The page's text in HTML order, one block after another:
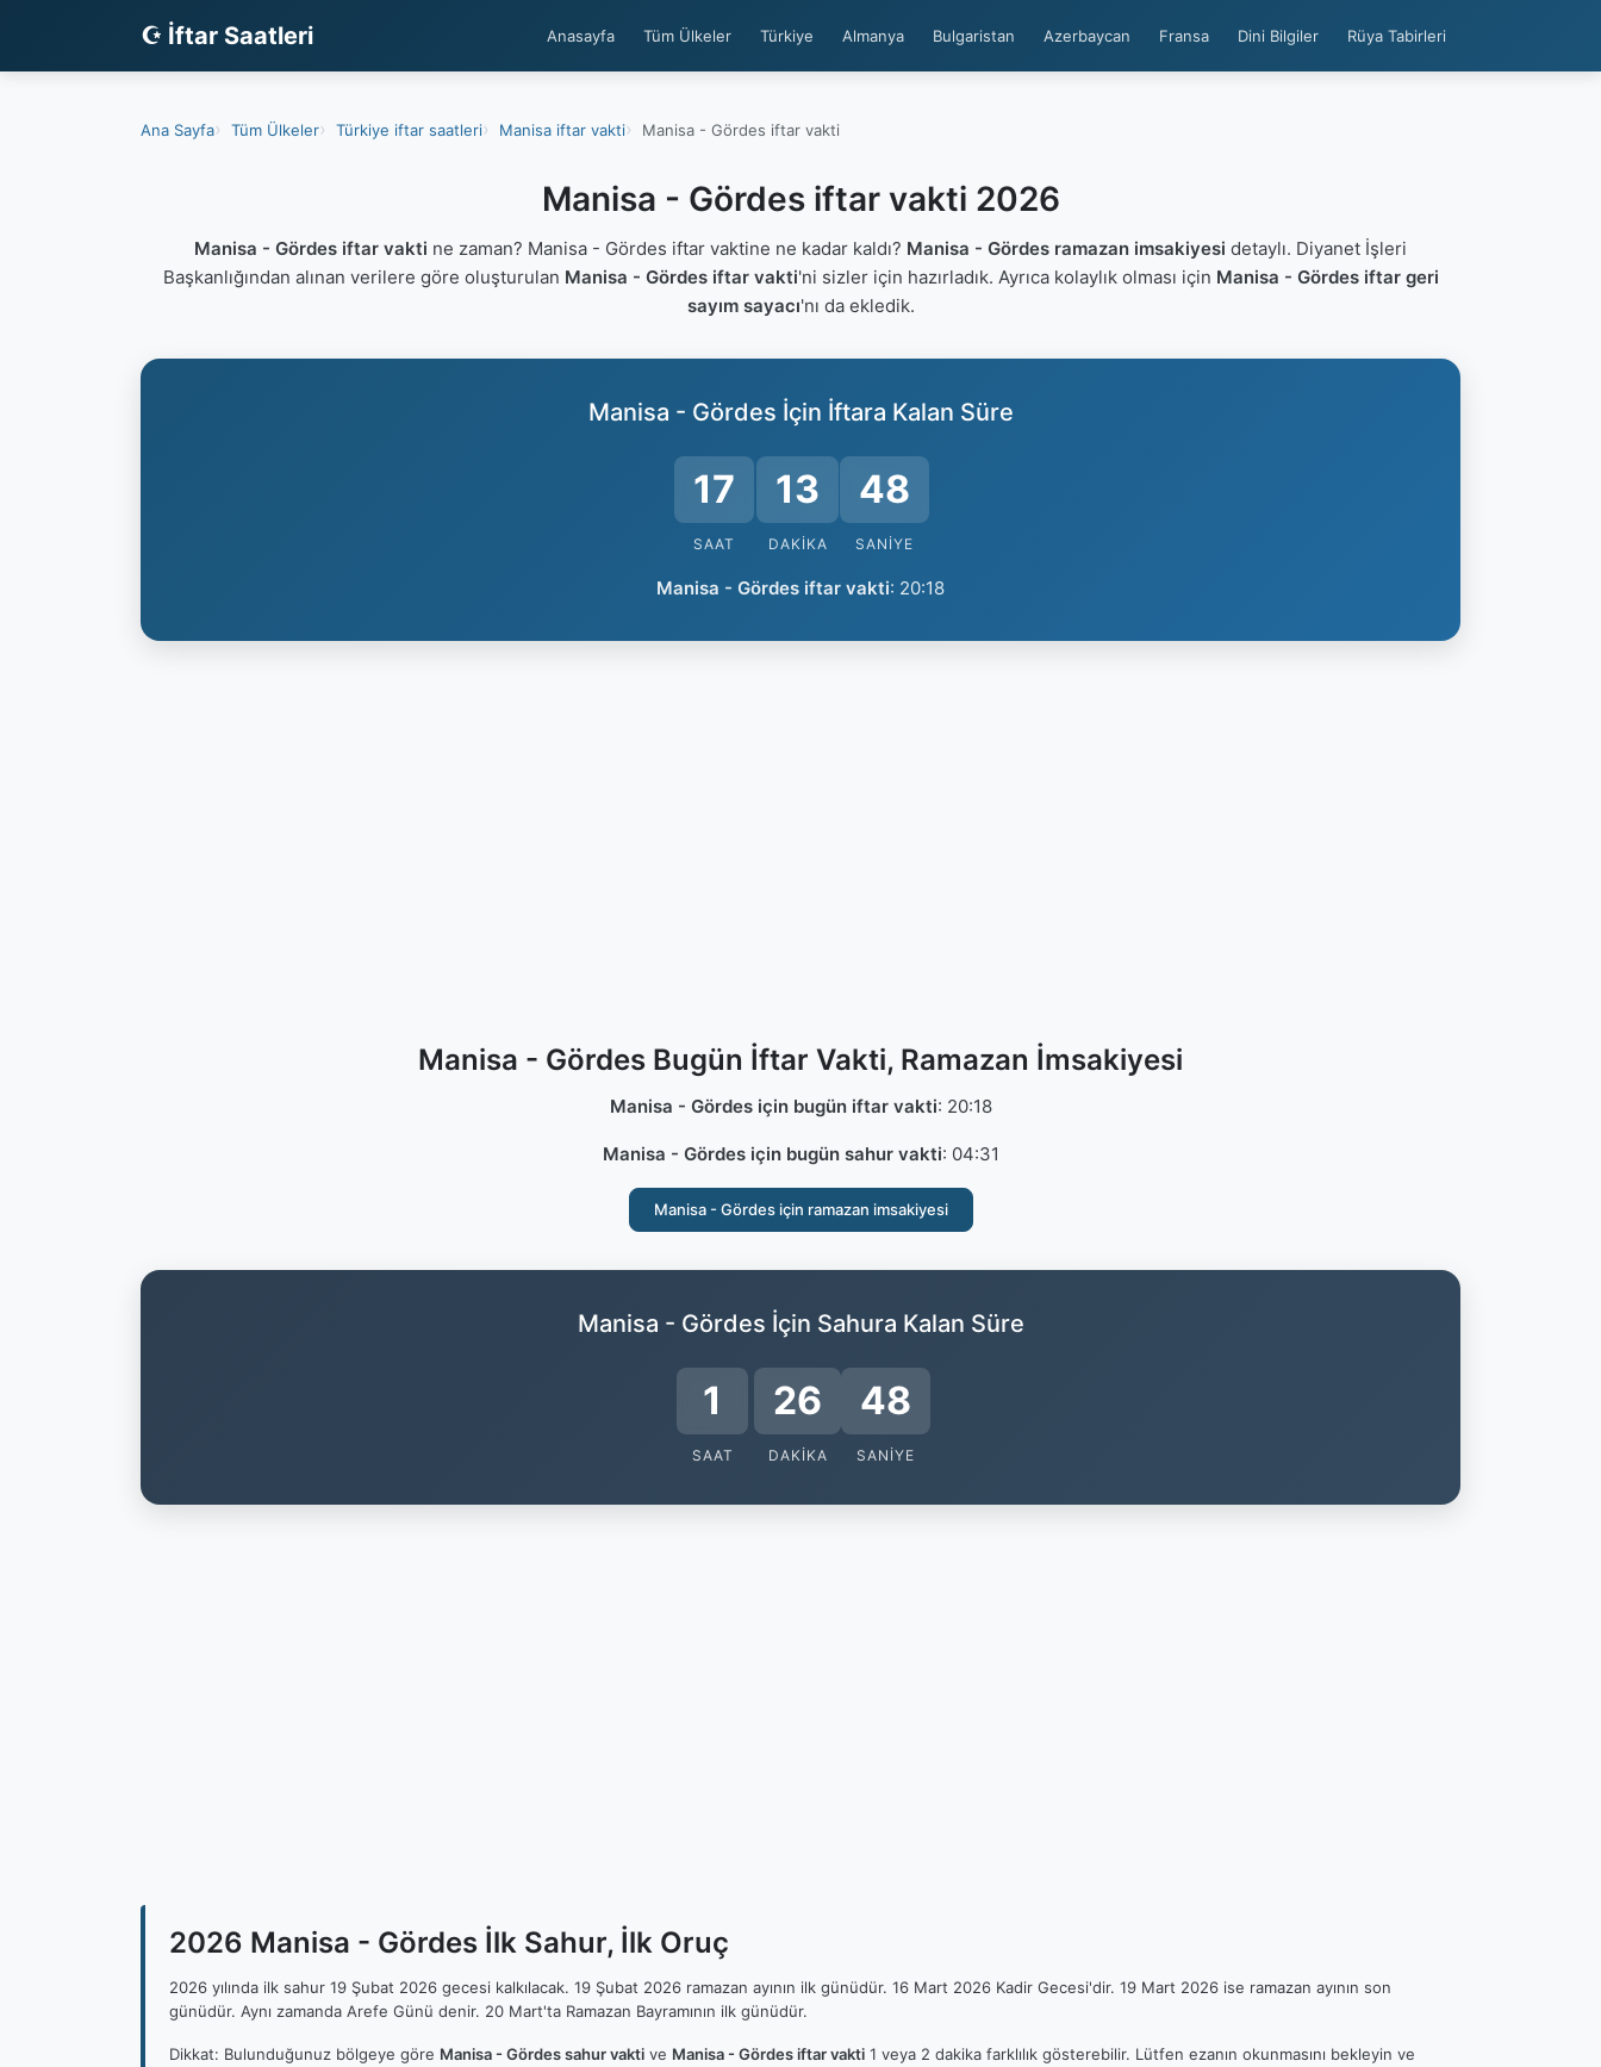
☪ İftar Saatleri Anasayfa Tüm Ülkeler Türkiye Almanya Bulgaristan Azerbaycan Fransa Dini Bilgiler Rüya Tabirleri
Ana Sayfa Tüm Ülkeler Türkiye iftar saatleri Manisa iftar vakti Manisa - Gördes iftar vakti
Manisa - Gördes iftar vakti 2026
Manisa - Gördes iftar vakti ne zaman? Manisa - Gördes iftar vaktine ne kadar kaldı? Manisa - Gördes ramazan imsakiyesi detaylı. Diyanet İşleri
Başkanlığından alınan verilere göre oluşturulan Manisa - Gördes iftar vakti'ni sizler için hazırladık. Ayrıca kolaylık olması için Manisa - Gördes iftar geri
sayım sayacı'nı da ekledik.
Manisa - Gördes İçin İftara Kalan Süre
17
SAAT
13
DAKIKA
48
SANIYE
Manisa - Gördes iftar vakti: 20:18
Manisa - Gördes Bugün İftar Vakti, Ramazan İmsakiyesi
Manisa - Gördes için bugün iftar vakti: 20:18
Manisa - Gördes için bugün sahur vakti: 04:31
Manisa - Gördes için ramazan imsakiyesi
Manisa - Gördes İçin Sahura Kalan Süre
1
SAAT
26
DAKIKA
48
SANIYE
2026 Manisa - Gördes İlk Sahur, İlk Oruç
2026 yılında ilk sahur 19 Şubat 2026 gecesi kalkılacak. 19 Şubat 2026 ramazan ayının ilk günüdür. 16 Mart 2026 Kadir Gecesi'dir. 19 Mart 2026 ise ramazan ayının son
günüdür. Aynı zamanda Arefe Günü denir. 20 Mart'ta Ramazan Bayramının ilk günüdür.
Dikkat: Bulunduğunuz bölgeye göre Manisa - Gördes sahur vakti ve Manisa - Gördes iftar vakti 1 veya 2 dakika farklılık gösterebilir. Lütfen ezanın okunmasını bekleyin ve